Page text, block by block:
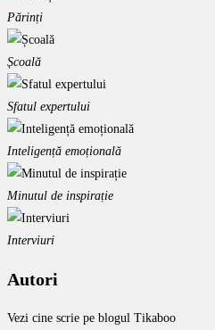
Părinți
Școală
Sfatul expertului
Inteligență emoțională
Minutul de inspirație
Interviuri
Autori
Vezi cine scrie pe blogul Tikaboo